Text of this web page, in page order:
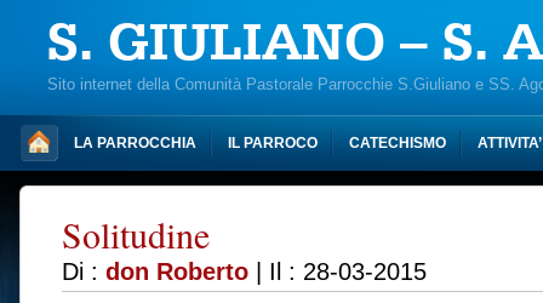
S. GIULIANO – S.
Sito internet della Comunità Pastorale Parrocchie S.Giuliano e SS.
LA PARROCCHIA IL PARROCO CATECHISMO
Solitudine
Di : don Roberto | Il : 28-03-2015